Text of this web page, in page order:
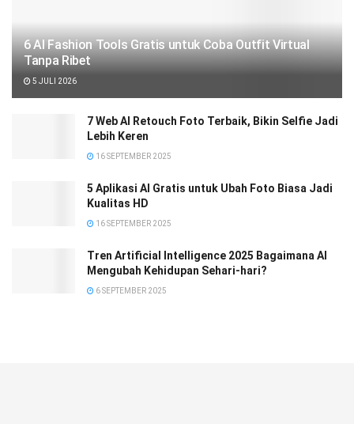
6 AI Fashion Tools Gratis untuk Coba Outfit Virtual
Tanpa Ribet
5 JULI 2026
7 Web AI Retouch Foto Terbaik, Bikin Selfie Jadi
Lebih Keren
16 SEPTEMBER 2025
5 Aplikasi AI Gratis untuk Ubah Foto Biasa Jadi
Kualitas HD
16 SEPTEMBER 2025
Tren Artificial Intelligence 2025 Bagaimana AI
Mengubah Kehidupan Sehari-hari?
6 SEPTEMBER 2025